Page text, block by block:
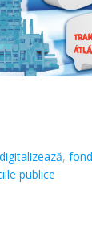
digitalizează,
publice